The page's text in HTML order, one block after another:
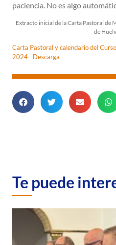
paciencia. No es algo
Extracto inicial de la Carta Pastoral de
de
Carta Pastoral y calendario del
2024
Descarga
Te puede